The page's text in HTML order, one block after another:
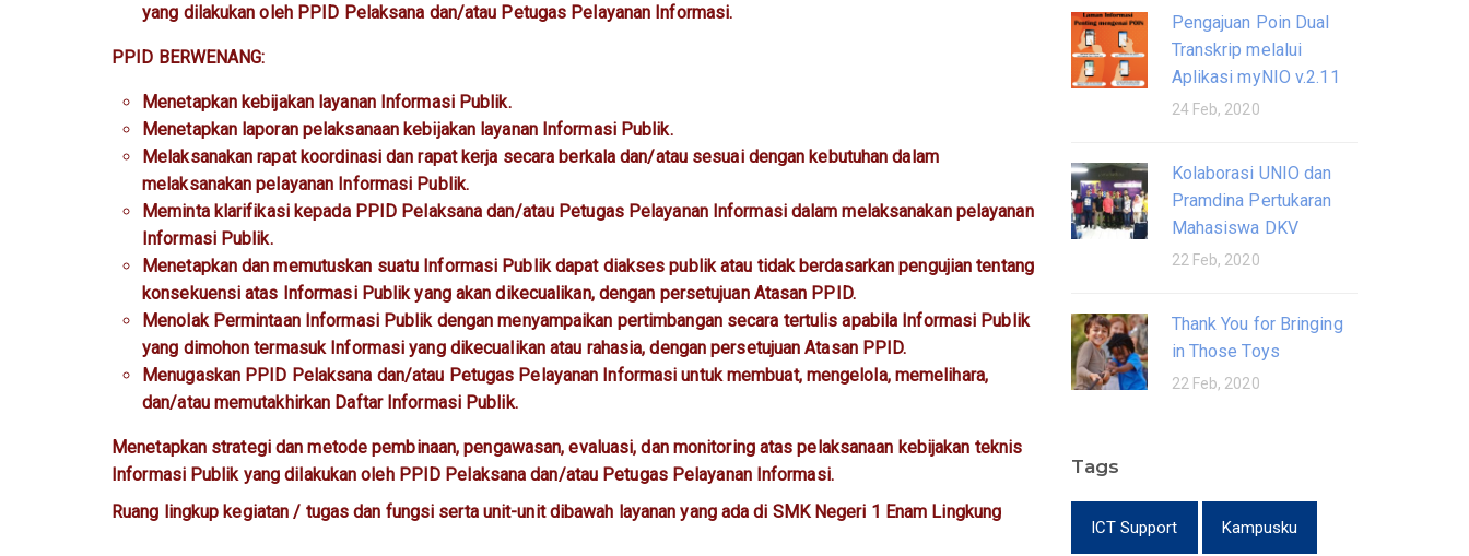
yang dilakukan oleh PPID Pelaksana dan/atau Petugas Pelayanan Informasi.
PPID BERWENANG:
Menetapkan kebijakan layanan Informasi Publik.
Menetapkan laporan pelaksanaan kebijakan layanan Informasi Publik.
Melaksanakan rapat koordinasi dan rapat kerja secara berkala dan/atau sesuai dengan kebutuhan dalam
melaksanakan pelayanan Informasi Publik.
Meminta klarifikasi kepada PPID Pelaksana dan/atau Petugas Pelayanan Informasi dalam melaksanakan pelayanan
Informasi Publik.
Menetapkan dan memutuskan suatu Informasi Publik dapat diakses publik atau tidak berdasarkan pengujian tentang
konsekuensi atas Informasi Publik yang akan dikecualikan, dengan persetujuan Atasan PPID.
Menolak Permintaan Informasi Publik dengan menyampaikan pertimbangan secara tertulis apabila Informasi Publik
yang dimohon termasuk Informasi yang dikecualikan atau rahasia, dengan persetujuan Atasan PPID.
Menugaskan PPID Pelaksana dan/atau Petugas Pelayanan Informasi untuk membuat, mengelola, memelihara,
dan/atau memutakhirkan Daftar Informasi Publik.
Menetapkan strategi dan metode pembinaan, pengawasan, evaluasi, dan monitoring atas pelaksanaan kebijakan teknis
Informasi Publik yang dilakukan oleh PPID Pelaksana dan/atau Petugas Pelayanan Informasi.
Ruang lingkup kegiatan / tugas dan fungsi serta unit-unit dibawah layanan yang ada di SMK Negeri 1 Enam Lingkung
Pengajuan Poin Dual
Transkrip melalui
Aplikasi myNIO v.2.11
24 Feb, 2020
Kolaborasi UNIO dan
Pramdina Pertukaran
Mahasiswa DKV
22 Feb, 2020
Thank You for Bringing
in Those Toys
22 Feb, 2020
Tags
ICT Support Kampusku